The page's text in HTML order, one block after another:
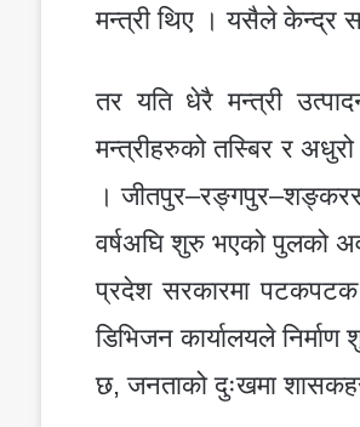
मन्त्री थिए । यसैले केन्द्र
तर यति धेरै मन्त्री
मन्त्रीहरुको तस्बिर र
।
वर्षअघि शुरु भएको पुलको
प्रदेश सरकारमा पटकपटक
डिभिजन कार्यालयले
छ, जनताको दुःखमा